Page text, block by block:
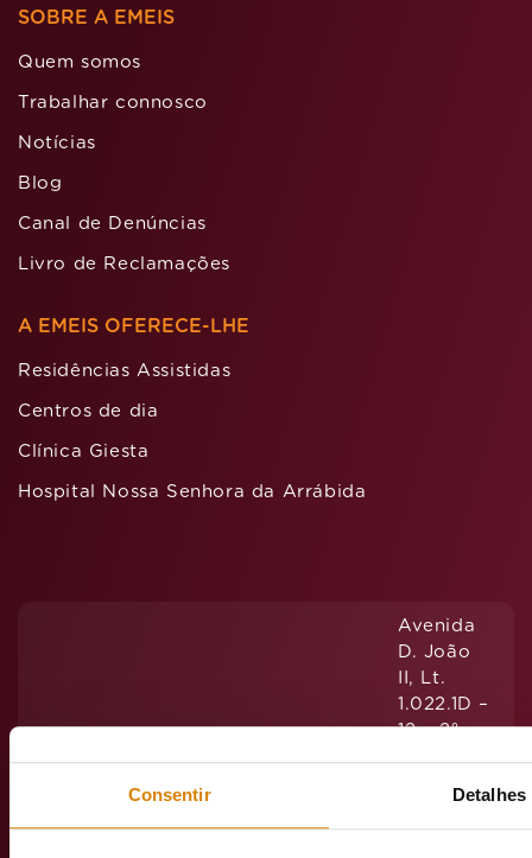
Consentir Detalhes
SOBRE A EMEIS
Quem somos
Trabalhar connosco
Notícias
Blog
Canal de Denúncias
Livro de Reclamações
A EMEIS OFERECE-LHE
Residências Assistidas
Centros de dia
Clínica Giesta
Hospital Nossa Senhora da Arrábida
Avenida
D. João
II, Lt.
1.022.1D –
12 – 2º